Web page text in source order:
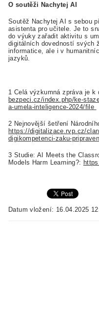
O soutěži Nachytej AI
Soutěž Nachytej AI s sebou
asistenta pro učitele. Je to
do výuky zařadit aktivitu s
digitálních dovedností svých
informatice, ale i v
jazyků.
1 Celá výzkumná zpráva je k
bezpeci.cz/index.php/ke-
a-umela-inteligence-2024/file
2 Nejnovější šetření
https://digitalizace.rvp.cz/
digikompetenci-zaku-
3 Studie: AI Meets the
Models Harm Learning?:
Datum vložení: 16.04.2025